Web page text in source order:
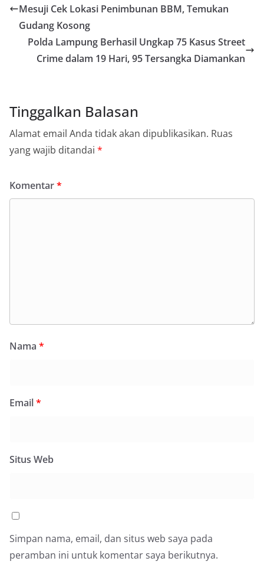
Mesuji Cek Lokasi Penimbunan BBM, Temukan
Gudang Kosong
Polda Lampung Berhasil Ungkap 75 Kasus Street
Crime dalam 19 Hari, 95 Tersangka Diamankan
Tinggalkan Balasan
Alamat email Anda tidak akan dipublikasikan. Ruas
yang wajib ditandai *
Komentar*
Nama *
Email*
Situs Web
Simpan nama, email, dan situs web saya pada
peramban ini untuk komentar saya berikutnya.